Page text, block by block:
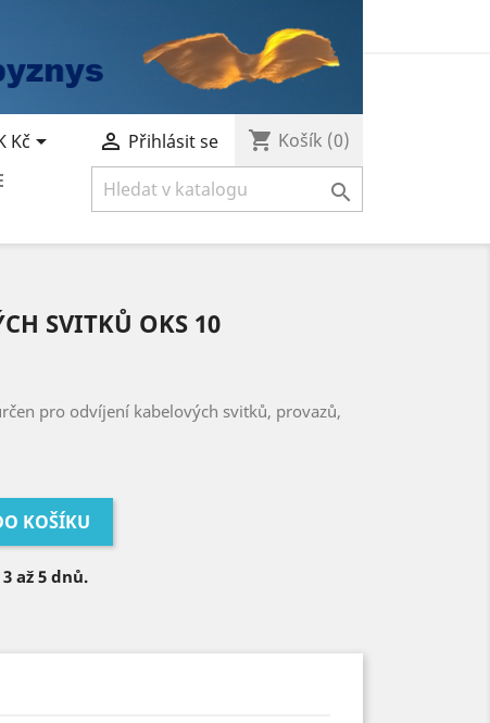
Kč  Přihlásit se shopping_cart Košík (0)

SVITKŮ OKS 10
pro odvíjení kabelových svitků, provazů,
KOŠÍKU
až 5 dnů.